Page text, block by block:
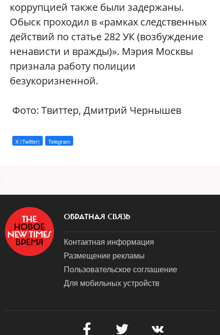
коррупцией также были задержаны.
Обыск проходил в «рамках следственных
действий по статье 282 УК (возбуждение
ненависти и вражды)». Мэрия Москвы
признала работу полиции
безукоризненной.
Фото: Твиттер, Дмитрий Чернышев
X (Twitter) Telegram
ОБРАТНАЯ СВЯЗЬ
Контактная информация
Размещение рекламы
Пользовательское соглашение
Для мобильных устройств